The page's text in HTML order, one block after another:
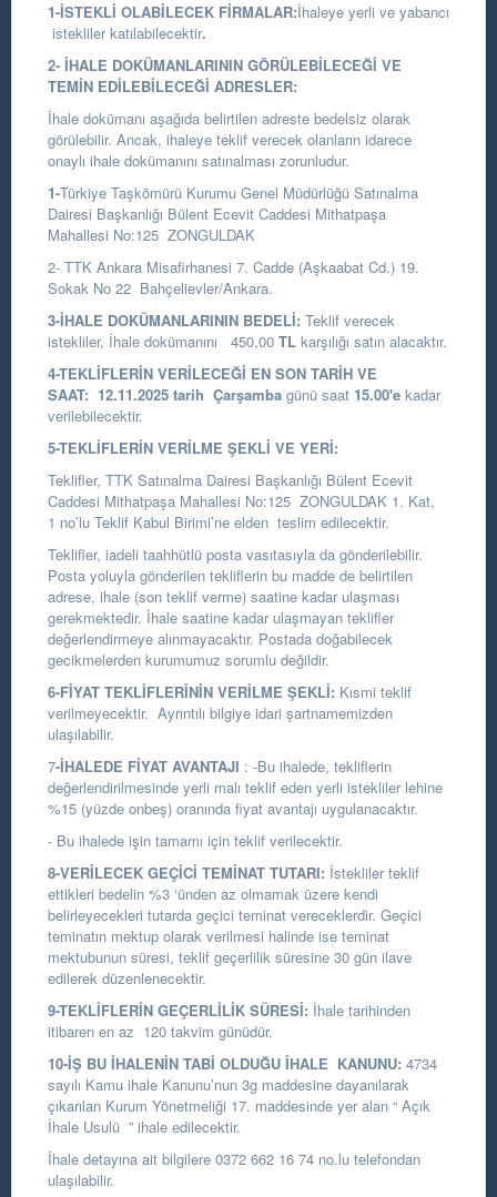
1-İSTEKLİ OLABİLECEK FİRMALAR:İhaleye yerli ve yabancı
istekliler katılabilecektir.
2- İHALE DOKÜMANLARININ GÖRÜLEBİLECEĞİ VE
TEMİN EDİLEBİLECEĞİ ADRESLER:
İhale dokümanı aşağıda belirtilen adreste bedelsiz olarak
görülebilir. Ancak, ihaleye teklif verecek olanların idarece
onaylı ihale dokümanını satınalması zorunludur.
1-Türkiye Taşkömürü Kurumu Genel Müdürlüğü Satınalma
Dairesi Başkanlığı Bülent Ecevit Caddesi Mithatpaşa
Mahallesi No:125 ZONGULDAK
2- TTK Ankara Misafirhanesi 7. Cadde (Aşkaabat Cd.) 19.
Sokak No 22 Bahçelievler/Ankara.
3-İHALE DOKÜMANLARININ BEDELİ: Teklif verecek
istekliler, İhale dokümanını 450,00 TL karşılığı satın alacaktır.
4-TEKLİFLERİN VERİLECEĞİ EN SON TARİH VE
SAAT: 12.11.2025 tarih Çarşamba günü saat 15.00'e kadar
verilebilecektir.
5-TEKLİFLERİN VERİLME ŞEKLİ VE YERİ:
Teklifler, TTK Satınalma Dairesi Başkanlığı Bülent Ecevit
Caddesi Mithatpaşa Mahallesi No:125 ZONGULDAK 1. Kat,
1 no’lu Teklif Kabul Birimi’ne elden teslim edilecektir.
Teklifler, iadeli taahhütlü posta vasıtasıyla da gönderilebilir.
Posta yoluyla gönderilen tekliflerin bu madde de belirtilen
adrese, ihale (son teklif verme) saatine kadar ulaşması
gerekmektedir. İhale saatine kadar ulaşmayan teklifler
değerlendirmeye alınmayacaktır. Postada doğabilecek
gecikmelerden kurumumuz sorumlu değildir.
6-FİYAT TEKLİFLERİNİN VERİLME ŞEKLİ: Kısmi teklif
verilmeyecektir. Ayrıntılı bilgiye idari şartnamemizden
ulaşılabilir.
7-İHALEDE FİYAT AVANTAJI : -Bu ihalede, tekliflerin
değerlendirilmesinde yerli malı teklif eden yerli istekliler lehine
%15 (yüzde onbeş) oranında fiyat avantajı uygulanacaktır.
- Bu ihalede işin tamamı için teklif verilecektir.
8-VERİLECEK GEÇİCİ TEMİNAT TUTARI: İstekliler teklif
ettikleri bedelin %3 ‘ünden az olmamak üzere kendi
belirleyecekleri tutarda geçici teminat vereceklerdir. Geçici
teminatın mektup olarak verilmesi halinde ise teminat
mektubunun süresi, teklif geçerlilik süresine 30 gün ilave
edilerek düzenlenecektir.
9-TEKLİFLERİN GEÇERLİLİK SÜRESİ: İhale tarihinden
itibaren en az 120 takvim günüdür.
10-İŞ BU İHALENİN TABİ OLDUĞU İHALE KANUNU: 4734
sayılı Kamu ihale Kanunu’nun 3g maddesine dayanılarak
çıkarılan Kurum Yönetmeliği 17. maddesinde yer alan “ Açık
İhale Usulü ” ihale edilecektir.
İhale detayına ait bilgilere 0372 662 16 74 no.lu telefondan
ulaşılabilir.